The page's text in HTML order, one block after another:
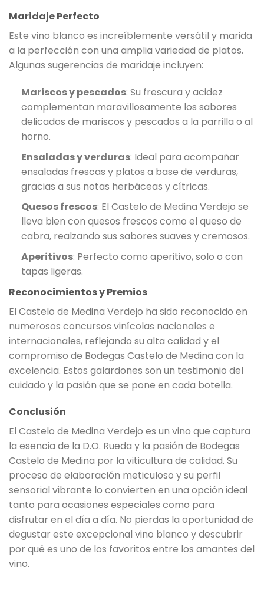
Maridaje Perfecto
Este vino blanco es increíblemente versátil y marida
a la perfección con una amplia variedad de platos.
Algunas sugerencias de maridaje incluyen:
Mariscos y pescados: Su frescura y acidez
complementan maravillosamente los sabores
delicados de mariscos y pescados a la parrilla o al
horno.
Ensaladas y verduras: Ideal para acompañar
ensaladas frescas y platos a base de verduras,
gracias a sus notas herbáceas y cítricas.
Quesos frescos: El Castelo de Medina Verdejo se
lleva bien con quesos frescos como el queso de
cabra, realzando sus sabores suaves y cremosos.
Aperitivos: Perfecto como aperitivo, solo o con
tapas ligeras.
Reconocimientos y Premios
El Castelo de Medina Verdejo ha sido reconocido en
numerosos concursos vinícolas nacionales e
internacionales, reflejando su alta calidad y el
compromiso de Bodegas Castelo de Medina con la
excelencia. Estos galardones son un testimonio del
cuidado y la pasión que se pone en cada botella.
Conclusión
El Castelo de Medina Verdejo es un vino que captura
la esencia de la D.O. Rueda y la pasión de Bodegas
Castelo de Medina por la viticultura de calidad. Su
proceso de elaboración meticuloso y su perfil
sensorial vibrante lo convierten en una opción ideal
tanto para ocasiones especiales como para
disfrutar en el día a día. No pierdas la oportunidad de
degustar este excepcional vino blanco y descubrir
por qué es uno de los favoritos entre los amantes del
vino.